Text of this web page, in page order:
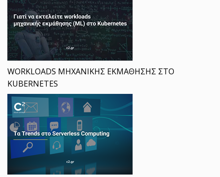
WORKLOADS ΜΗΧΑΝΙΚΗΣ ΕΚΜΑΘΗΣΗΣ ΣΤΟ
KUBERNETES